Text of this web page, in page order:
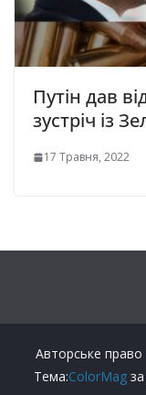
Путін дав
зустріч із
17 Травня, 2022
Авторське
Тема:ColorMagза